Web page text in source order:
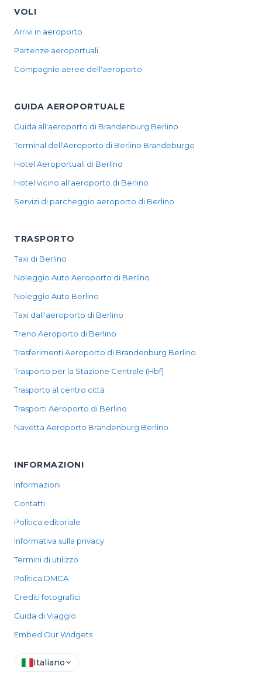
VOLI
Arrivi in aeroporto
Partenze aeroportuali
Compagnie aeree dell'aeroporto
GUIDA AEROPORTUALE
Guida all'aeroporto di Brandenburg Berlino
Terminal dell'Aeroporto di Berlino Brandeburgo
Hotel Aeroportuali di Berlino
Hotel vicino all'aeroporto di Berlino
Servizi di parcheggio aeroporto di Berlino
TRASPORTO
Taxi di Berlino
Noleggio Auto Aeroporto di Berlino
Noleggio Auto Berlino
Taxi dall'aeroporto di Berlino
Treno Aeroporto di Berlino
Trasferimenti Aeroporto di Brandenburg Berlino
Trasporto per la Stazione Centrale (Hbf)
Trasporto al centro città
Trasporti Aeroporto di Berlino
Navetta Aeroporto Brandenburg Berlino
INFORMAZIONI
Informazioni
Contatti
Politica editoriale
Informativa sulla privacy
Termini di utilizzo
Politica DMCA
Crediti fotografici
Guida di Viaggio
Embed Our Widgets
Italiano